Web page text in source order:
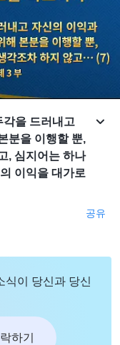
을 드러내고
분을 이행할 뿐,
, 심지어는 하나
이익을 대가로
공유
식이 당신과 당신
하기